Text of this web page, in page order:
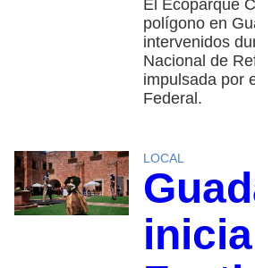
El Ecoparque
polígono en
intervenidos
Nacional de
impulsada por
Federal.
LOCAL